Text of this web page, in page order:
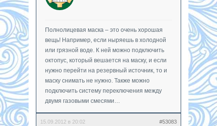
Полнолицевая маска – это очень хорошая
вещь! Например, если ныряешь в холодной
или грязной воде. К ней можно подключить
октопус, который вешается на маску, и если
нужно перейти на резервный источник, то и
маску снимать не нужно. Также можно
подключить систему переключения между
двумя газовыми смесями…
15.09.2012 в 20:02 #53083